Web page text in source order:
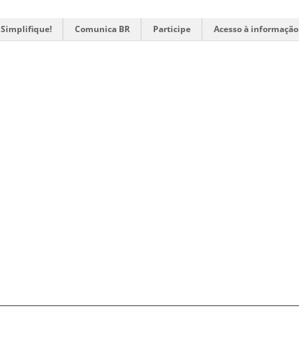
Simplifique! Comunica BR Participe Acesso à informação